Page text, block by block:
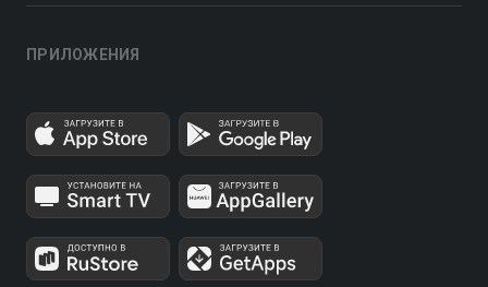
ПРИЛОЖЕНИЯ